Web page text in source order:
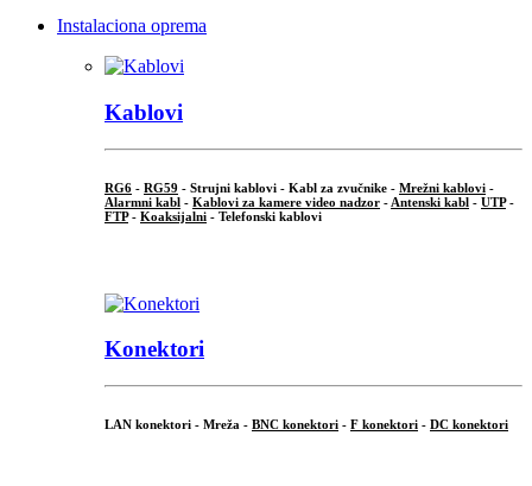
Instalaciona oprema
Kablovi
RG6 - RG59 - Strujni kablovi - Kabl za zvučnike - Mrežni kablovi -
Alarmni kabl - Kablovi za kamere video nadzor - Antenski kabl - UTP-
FTP- Koaksijalni - Telefonski kablovi
Konektori
LAN konektori - Mreža - BNC konektori - F konektori - DC konektori